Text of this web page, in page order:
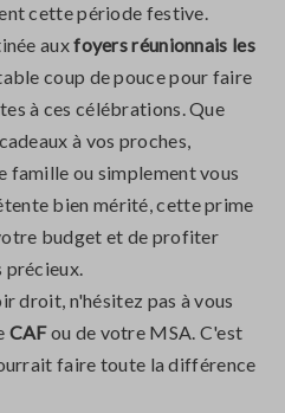
cette période festive.
auxfoyers réunionnais les
coup de pouce pour faire
à ces célébrations. Que
à vos proches,
famille ou simplement vous
bien mérité, cette prime
budget et de profiter
précieux.
droit, n'hésitez pas à vous
CAFou de votre MSA. C'est
faire toute la différence